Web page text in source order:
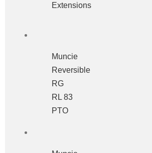
Extensions
Muncie
Reversible
RG
RL 83
PTO